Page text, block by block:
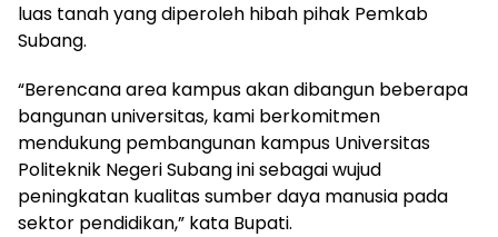
luas tanah yang diperoleh hibah pihak Pemkab
Subang.
“Berencana area kampus akan dibangun beberapa
bangunan universitas, kami berkomitmen
mendukung pembangunan kampus Universitas
Politeknik Negeri Subang ini sebagai wujud
peningkatan kualitas sumber daya manusia pada
sektor pendidikan,” kata Bupati.